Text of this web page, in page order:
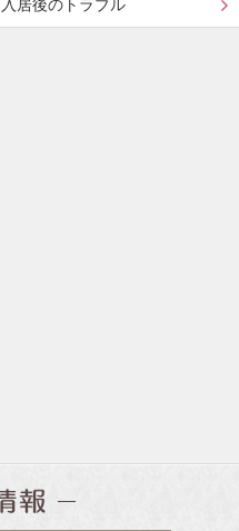
入居後のトラブル